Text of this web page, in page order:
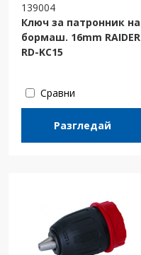
139004
Ключ за патронник на
бормаш. 16mm RAIDER
RD-KC15
Сравни
Разгледай